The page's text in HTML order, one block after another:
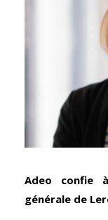
Adeo confie
générale de